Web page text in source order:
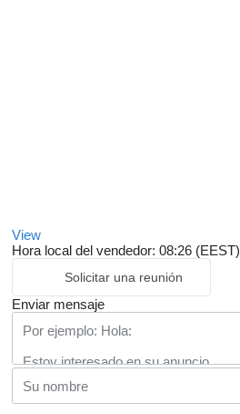
View
Hora local del vendedor: 08:26 (EEST)
Solicitar una reunión
Enviar mensaje